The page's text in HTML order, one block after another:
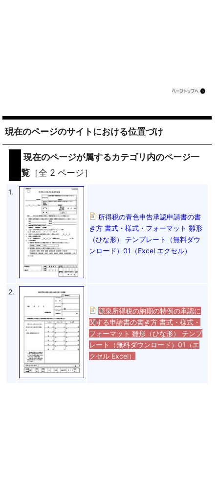
現在のページのサイトにおける位置づけ
現在のページが属するカテゴリ内のページ一
覧 ［全 2 ページ］
1.
所得税の青色申告承認申請書の書
き方 書式・様式・フォーマット 雛形
（ひな形） テンプレート（無料ダウ
ンロード）01（Excel エクセル）
2.
源泉所得税の納期の特例の承認に
関する申請書の書き方 書式・様式・
フォーマット 雛形（ひな形） テンプ
レート（無料ダウンロード）01（エ
クセル Excel）